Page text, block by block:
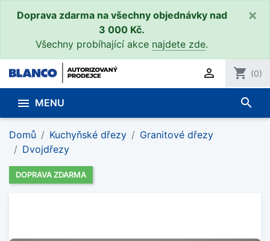
Doprava zdarma na všechny objednávky nad
3 000 Kč.
Všechny probíhající akce najdete zde.
×
 shopping_cart (0)
 MENU search
Domů Kuchyňské dřezy
Granitové dřezy
Dvojdřezy
DOPRAVA ZDARMA